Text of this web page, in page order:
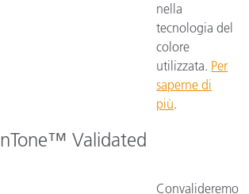
nella
tecnologia del
colore
utilizzata. Per
saperne di
più.
Validated
Convalideremo